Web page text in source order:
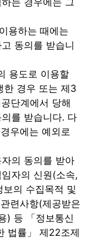
용하는 때에는
동의를 받습니
용도로 이용할
한 경우 또는 제3
단계에서 당해
를 받습니다. 다
우에는 예외로
의 동의를 받아
자의 신원(소속,
의 수집목적 및
련사항(제공받은
) 등 「정보통신
법률」 제22조제